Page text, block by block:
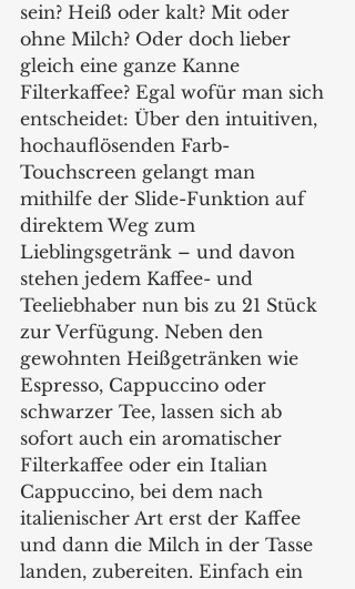
sein? Heiß oder kalt? Mit oder
ohne Milch? Oder doch lieber
gleich eine ganze Kanne
Filterkaffee? Egal wofür man sich
entscheidet: Über den intuitiven,
hochauflösenden Farb-
Touchscreen gelangt man
mithilfe der Slide-Funktion auf
direktem Weg zum
Lieblingsgetränk – und davon
stehen jedem Kaffee- und
Teeliebhaber nun bis zu 21 Stück
zur Verfügung. Neben den
gewohnten Heißgetränken wie
Espresso, Cappuccino oder
schwarzer Tee, lassen sich ab
sofort auch ein aromatischer
Filterkaffee oder ein Italian
Cappuccino, bei dem nach
italienischer Art erst der Kaffee
und dann die Milch in der Tasse
landen, zubereiten. Einfach ein